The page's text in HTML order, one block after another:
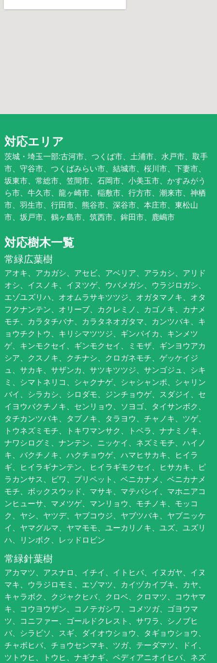
対応エリア
茨城・埼玉一部:古河市、つくば市、土浦市、水戸市、取手
市、守谷市、つくばみらい市、結城市、桜川市、下妻市、
坂東市、常総市、笠間市、石岡市、小美玉市、かすみがう
ら市、牛久市、龍ヶ崎市、稲敷市、行方市、潮来市、神栖
市、羽生市、行田市、熊谷市、深谷市、本庄市、東松山
市、坂戸市、鶴ヶ島市、筑西市、鉾田市、鹿嶋市
対応樹木一覧
常緑広葉樹
アオキ、アカガシ、アセビ、アベリア、アラカシ、アリド
オシ、イスノキ、イヌツゲ、ウバメガシ、ウラジロガシ、
エゾユズリハ、オオムラサキツツジ、オガタマノキ、オタ
フクナンテン、オリーブ、カクレミノ、カゴノキ、カナメ
モチ、カラタチバナ、カラタネオガタマ、カンツバキ、キ
ョウチクトウ、キリシマツツジ、ギンバイカ、キンメツ
ゲ、キンモクセイ、ギンモクセイ、ミモザ、ギンヨウアカ
シア、クスノキ、クチナシ、クロガネモチ、ゲッケイジ
ュ、サカキ、サザンカ、サツキツツジ、サンゴジュ、シキ
ミ、シマトネリコ、シャクナゲ、シャシャンポ、シャリン
バイ、シラカシ、シロダモ、ジンチョウゲ、スダジイ、セ
イヨウバクチノキ、センリョウ、ソヨゴ、タイサンボク、
タチカンツバキ、タブノキ、タラヨウ、チャノキ、ツゲ、
トウネズミモチ、トキワマンサク、トベラ、ナナミノキ、
ナワシログミ、ナンテン、ニッケイ、ネズミモチ、ハイノ
キ、バクチノキ、ハクチョウゲ、ハマヒサカキ、ヒイラ
ギ、ヒイラギナンテン、ヒイラギモクセイ、ヒサカキ、ピ
ラカンサス、ビワ、プリペット、ベニカナメ、ベニカナメ
モチ、ボックスウッド、マサキ、マテバシイ、マホニアコ
ンヒューサ、マメツゲ、マンリョウ、モチノキ、モッコ
ク、ヤシ、ヤツデ、ヤブコウジ、ヤブツバキ、ヤブニッケ
イ、ヤマグルマ、ヤマモモ、ユーカリノキ、ユズ、ユズリ
ハ、リンボク、レッドロビン
常緑針葉樹
アカマツ、アスナロ、イチイ、イトヒバ、イヌガヤ、イヌ
マキ、ウラジロモミ、エゾマツ、カイヅカイブキ、カヤ、
キャラボク、クジャクヒバ、クロベ、クロマツ、コウヤマ
キ、コウヨウザン、コノテガシワ、コメツガ、ゴヨウマ
ツ、コニファー、ゴールドクレスト、サワラ、シノブヒ
バ、シラビソ、スギ、ダイオウショウ、タギョウショウ、
チャボヒバ、チョウセンマキ、ツガ、テーダマツ、ドイ、
ツトウヒ、トウヒ、ナギナギ、ペディアニオイヒバ、ネズ